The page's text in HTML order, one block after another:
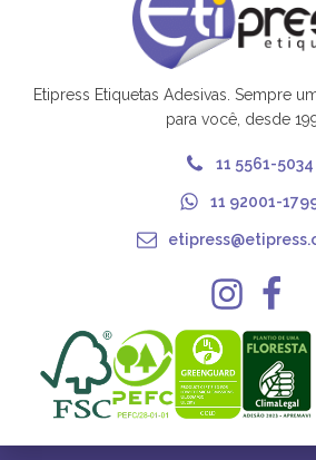
Etipress Etiquetas Adesivas. Sempre
para você, desde
11 5561-5034
11 92001-